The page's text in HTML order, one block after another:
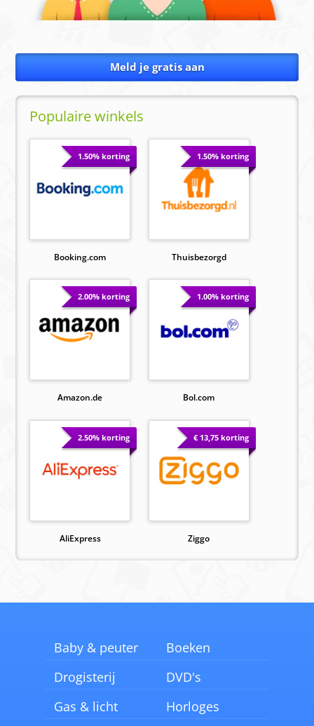
Meld je gratis aan
Populaire winkels
1.50% korting
Booking.com
1.50% korting
Thuisbezorgd
2.00% korting
Amazon.de
1.00% korting
Bol.com
2.50% korting
AliExpress
€ 13,75 korting
Ziggo
Baby & peuter
Drogisterij
Gas & licht
Boeken
DVD's
Horloges